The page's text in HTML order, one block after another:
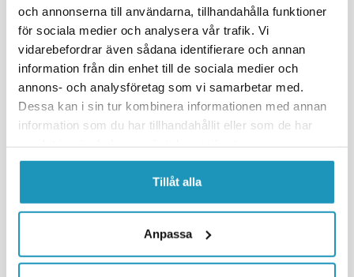
och annonserna till användarna, tillhandahålla funktioner
för sociala medier och analysera vår trafik. Vi
vidarebefordrar även sådana identifierare och annan
information från din enhet till de sociala medier och
annons- och analysföretag som vi samarbetar med.
Dessa kan i sin tur kombinera informationen med annan
information som du har tillhandahållit eller som de har
Tillåt alla
Anpassa
BEVAKA + LÄGG I KUNDVAGN
UNIVERSAL
BRIGGS & STRATTON
UNIVERSAL